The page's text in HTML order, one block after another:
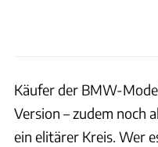
Käufer der BMW-
Version – zudem noch
ein elitärer Kreis. Wer